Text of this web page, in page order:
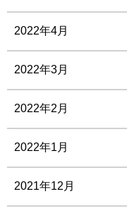
2022年4月
2022年3月
2022年2月
2022年1月
2021年12月